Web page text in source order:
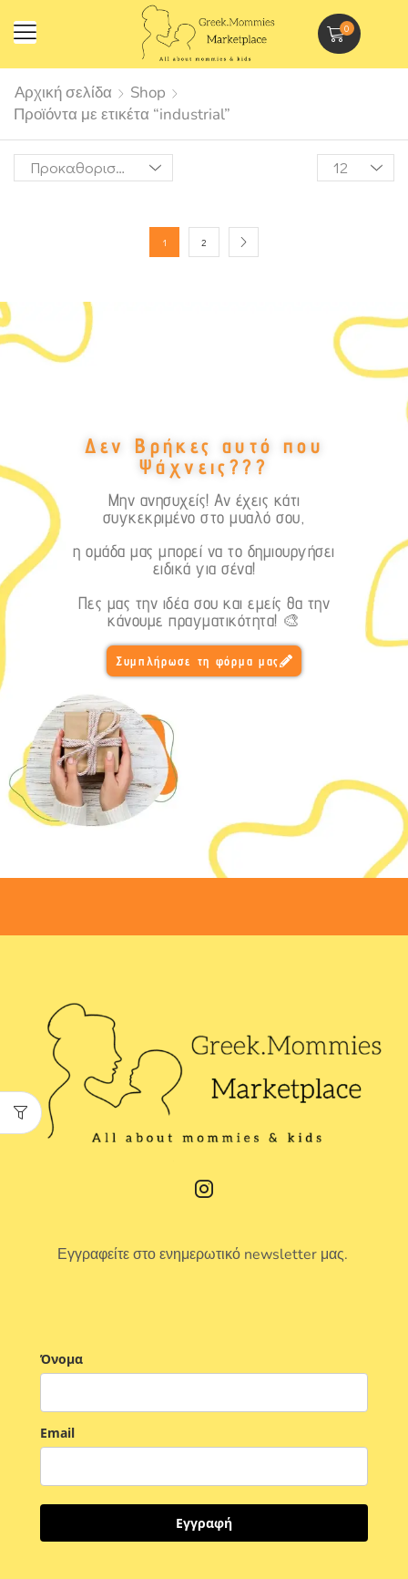
0
Αρχική σελίδα
Shop
Προϊόντα με ετικέτα “industrial”
1 2
Δεν Βρήκες αυτό που
Ψάχνεις???
Μην ανησυχείς! Αν έχεις κάτι
συγκεκριμένο στο μυαλό σου,
η ομάδα μας μπορεί να το δημιουργήσει
ειδικά για σένα!
Πες μας την ιδέα σου και εμείς θα την
κάνουμε πραγματικότητα! 🎨
Συμπλήρωσε τη φόρμα μας
Εγγραφείτε στο ενημερωτικό newsletter μας.
Όνομα
Email
Εγγραφή